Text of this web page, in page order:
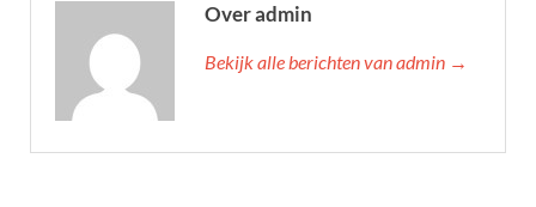
Over admin
Bekijk alle berichten van admin →